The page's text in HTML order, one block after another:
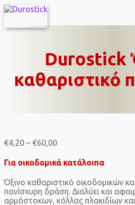
Durostick
καθαριστικό
€4,20 – €60,00Price
€4,20
€60,00
Για οικοδομικά κατάλοιπα
Όξινο καθαριστικό οικοδομικών
πανίσχυρη δράση. Διαλύει και
αρμόστοκων, κόλλας πλακιδίων